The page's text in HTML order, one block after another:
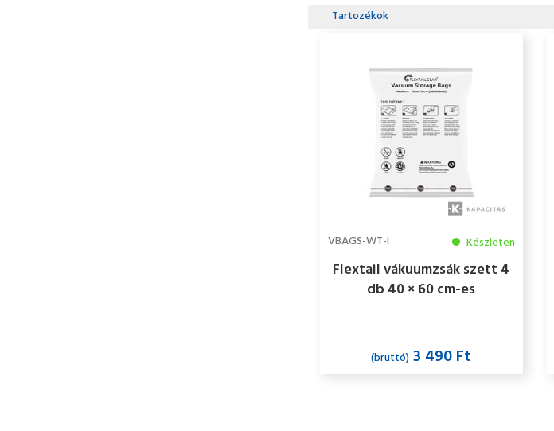
Tartozékok
VBAGS-WT-I Készleten
Flextail vákuumzsák szett 4
db 40 × 60 cm-es
(bruttó) 3 490 Ft